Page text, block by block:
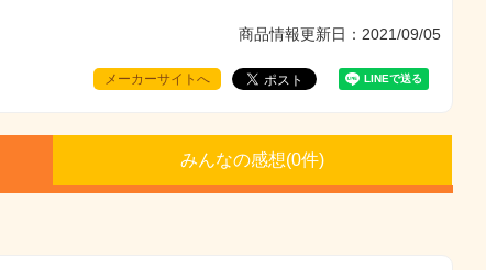
商品情報更新日：2021/09/05
メーカーサイトへ
みんなの感想(0件)